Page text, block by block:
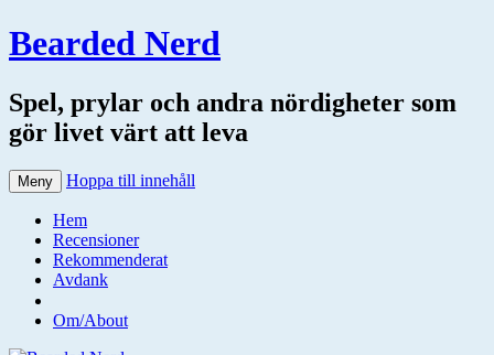
Bearded Nerd
Spel, prylar och andra nördigheter som
gör livet värt att leva
Meny Hoppa till innehåll
Hem
Recensioner
Rekommenderat
Avdank
Om/About